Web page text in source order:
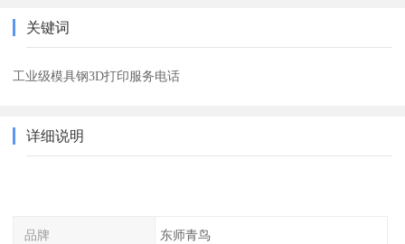
关键词
工业级模具钢3D打印服务电话
详细说明
品牌 东师青鸟